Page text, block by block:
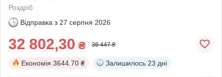
Роздріб
Відправка з 27 серпня 2026
32 802,30 ₴ 36 447 ₴
Економія 3644.70 ₴ Залишилось 23 дні